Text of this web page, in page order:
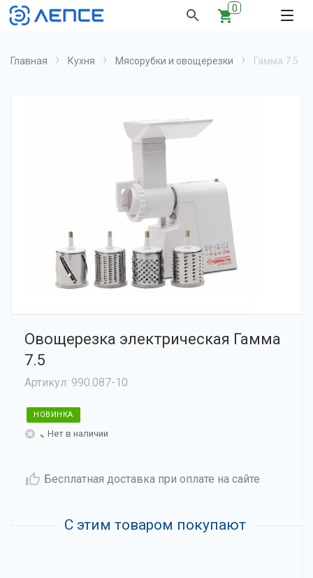
0
Главная › Кухня › Мясорубки и овощерезки › Гамма 7.5
Овощерезка электрическая Гамма
7.5
Артикул: 990.087-10
НОВИНКА
Нет в наличии
Бесплатная доставка при оплате на сайте
С этим товаром покупают